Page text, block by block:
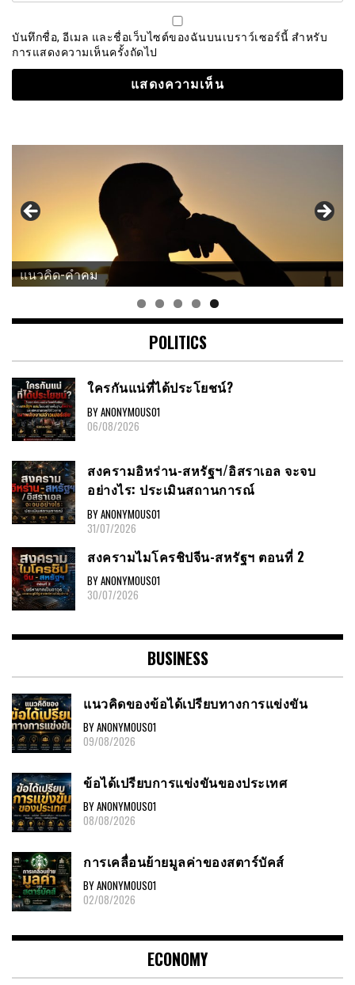
บันทึกชื่อ, อีเมล และชื่อเว็บไซต์ของฉันบนเบราว์เซอร์นี้ สำหรับ
การแสดงความเห็นครั้งถัดไป
แนวคิด-คำคม
POLITICS
ใครกันแน่ที่ได้ประโยชน์?
BY ANONYMOUS01
06/08/2026
สงครามอิหร่าน-สหรัฐฯ/อิสราเอล จะจบ
อย่างไร: ประเมินสถานการณ์
BY ANONYMOUS01
31/07/2026
สงครามไมโครชิปจีน-สหรัฐฯ ตอนที่ 2
BY ANONYMOUS01
30/07/2026
BUSINESS
แนวคิดของข้อได้เปรียบทางการแข่งขัน
BY ANONYMOUS01
09/08/2026
ข้อได้เปรียบการแข่งขันของประเทศ
BY ANONYMOUS01
08/08/2026
การเคลื่อนย้ายมูลค่าของสตาร์บัคส์
BY ANONYMOUS01
02/08/2026
ECONOMY